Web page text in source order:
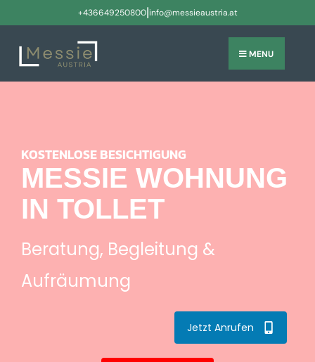
+436649250800|info@messieaustria.at
MENU
KOSTENLOSE BESICHTIGUNG
MESSIE WOHNUNG
IN TOLLET
Beratung, Begleitung &
Aufräumung
Jetzt Anrufen